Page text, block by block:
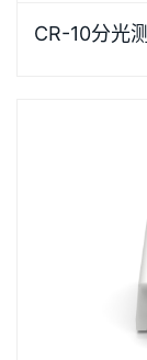
仪，使用方
CR-10分光